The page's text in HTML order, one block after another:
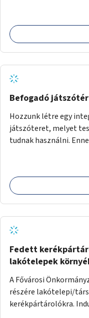
felhasználó.
Befogadó
Hozzunk létre egy
játszóteret, melyet
tudnak használni.
játszótér kialakítására.
Fedett
lakótelepek
A Fővárosi
részére lakótelepi/
kerékpártárolókra.